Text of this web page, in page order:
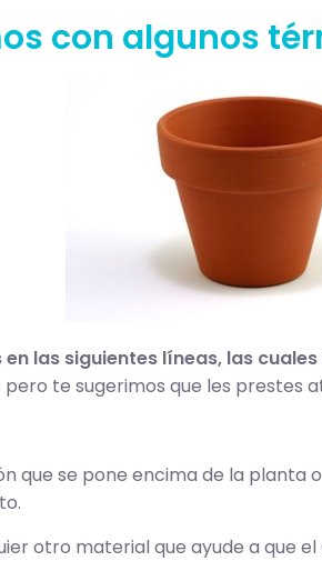
con algunos
las siguientes líneas, las
te sugerimos que les prestes
que se pone encima de la planta
otro material que ayude a que